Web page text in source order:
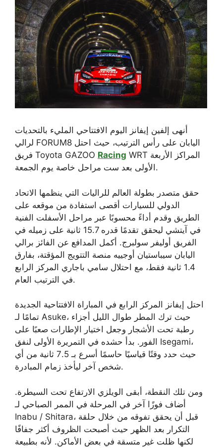
أنهى إلفين إيفانز اليوم الافتتاحي المليء بالتحديات
لرالي FORUM8 اليابان على رأس الترتيب، حيث احتل
فريق Toyota GAZOO Racing WRT المراكز الأربعة
الأولى بعد ست مراحل خاصة يوم الجمعة.
حقق متصدر بطولة العالم للراليات التي ينظمها الاتحاد
الدولي للسيارات أقصى استفادة من موقعه على
الطريق وقدم أداءً محسوبًا عبر مراحل الأسفلت الفنية
في آيتشي ليحقق تقدمًا قدره 15.7 ثانية على زميله في
الفريق أوليفر سولبرج. أكمل المدافع عن الفائز برالي
اليابان سيباستيان أوجييه منصة التتويج المؤقتة، بفارق
1.4 ثانية فقط، مع احتلال سامي باجاري المركز الرابع
في الترتيب العام.
احتل إيفانز المركز الرابع في المباراة الافتتاحية الجديدة
تمامًا لـ Asuke، حيث ترك المطر طوال الليل أجزاء
رطبة تحت الأشجار وجعل اختيار الإطارات صعبًا على
الفور. بدأ حشده في التمريرة الأولى لنفق Isegami،
حيث حدد وقتًا قياسيًا حاسمًا أسرع بـ 7.5 ثانية من أي
شخص آخر ليأخذ زمام المبادرة.
ومن تلك النقطة، أبقى الويلزي الارتفاع تحت السيطرة.
أضاف فوزًا آخر في المرحلة في الممر الصباحي لـ
Inabu / Shitara، قبل أن يحقق تفوقه من خلال حلقة
التكرار بعد الظهر حيث أصبحت الظروف أكثر جفافًا
لكنها ظلت غير متسقة في بعض الأماكن. لأنه بطبيعة